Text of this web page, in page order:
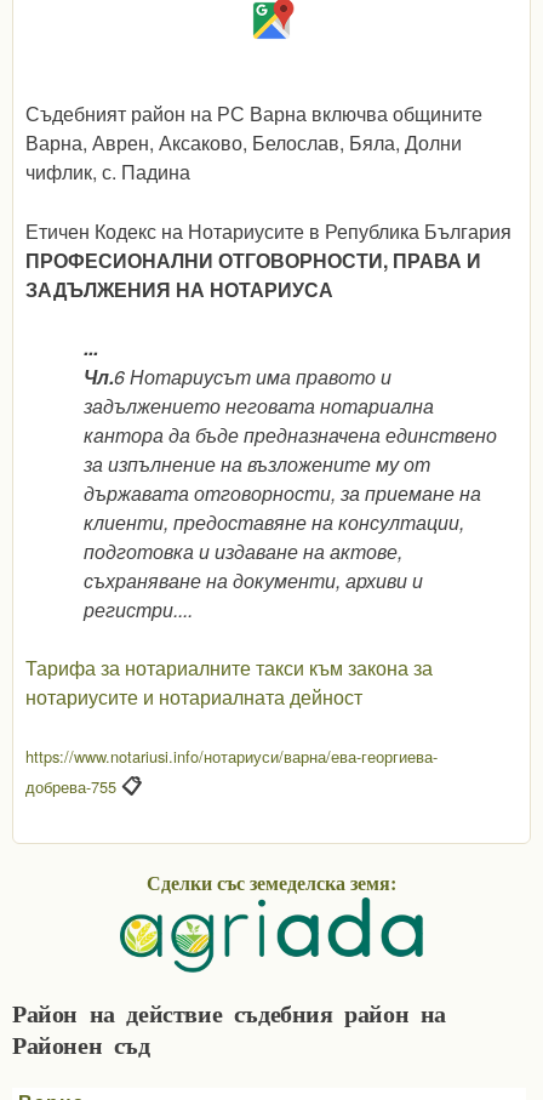
Съдебният район на РС Варна включва общините
Варна, Аврен, Аксаково, Белослав, Бяла, Долни
чифлик, с. Падина
Етичен Кодекс на Нотариусите в Република България
ПРОФЕСИОНАЛНИ ОТГОВОРНОСТИ, ПРАВА И
ЗАДЪЛЖЕНИЯ НА НОТАРИУСА
...
Чл.6 Нотариусът има правото и
задължението неговата нотариална
кантора да бъде предназначена единствено
за изпълнение на възложените му от
държавата отговорности, за приемане на
клиенти, предоставяне на консултации,
подготовка и издаване на актове,
съхраняване на документи, архиви и
регистри....
Тарифа за нотариалните такси към закона за
нотариусите и нотариалната дейност
https://www.notariusi.info/нотариуси/варна/ева-георгиева-
добрева-755 📋
Район на действие съдебния район на
Районен съд
Сделки със земеделска земя: